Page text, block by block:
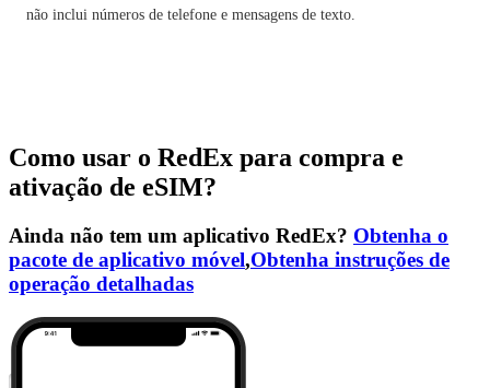
não inclui números de telefone e mensagens de texto.
Como usar o RedEx para compra e
ativação de eSIM?
Ainda não tem um aplicativo RedEx? Obtenha o
pacote de aplicativo móvel,Obtenha instruções de
operação detalhadas